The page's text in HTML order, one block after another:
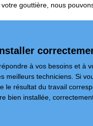
gouttière, nous
à vos besoins et à
meilleurs techniciens. Si
le résultat du travail
bien installée,